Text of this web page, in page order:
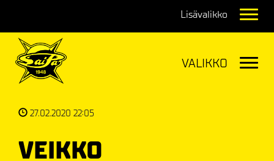
27.02.2020 22:05
VEIKKO